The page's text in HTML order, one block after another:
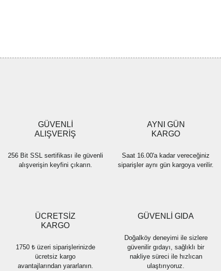
GÜVENLİ
ALIŞVERİŞ
256 Bit SSL sertifikası ile güvenli
alışverişin keyfini çıkarın.
AYNI GÜN
KARGO
Saat 16.00'a kadar vereceğiniz
siparişler aynı gün kargoya verilir.
ÜCRETSİZ
KARGO
1750 ₺ üzeri siparişlerinizde
ücretsiz kargo
avantajlarından yararlanın.
GÜVENLİ GIDA
Doğalköy deneyimi ile sizlere
güvenilir gıdayı, sağlıklı bir
nakliye süreci ile hızlıcan
ulaştırıyoruz.